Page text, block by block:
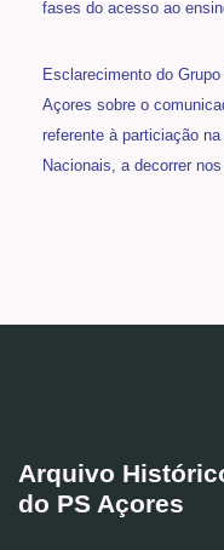
fases do acesso ao
Esclarecimento do
Açores sobre o
referente à particiação
Nacionais, a decorrer
Arquivo
do PS Açores